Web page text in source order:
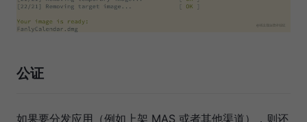
公证
如果要分发应用（例如上架 MAS 或者其他渠道），则还